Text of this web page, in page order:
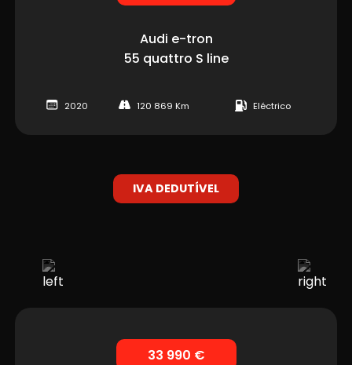
Audi e-tron
55 quattro S line
2020 120 869 Km Eléctrico
33 990 €
IVA DEDUTÍVEL